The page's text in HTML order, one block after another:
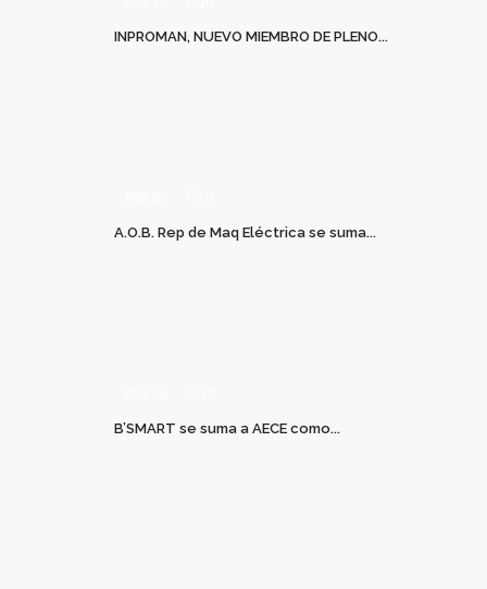
INPROMAN, NUEVO MIEMBRO DE PLENO...
A.O.B. Rep de Maq Eléctrica se suma...
B’SMART se suma a AECE como...